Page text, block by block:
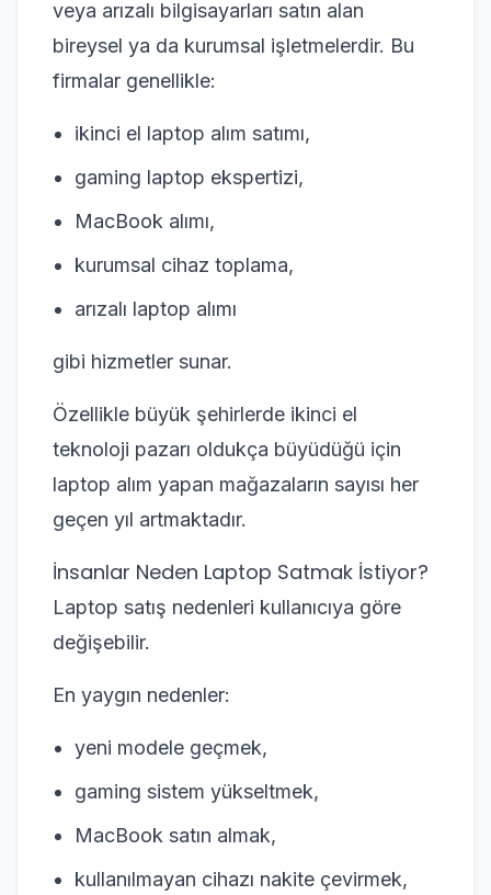
veya arızalı bilgisayarları satın alan
bireysel ya da kurumsal işletmelerdir. Bu
firmalar genellikle:
ikinci el laptop alım satımı,
gaming laptop ekspertizi,
MacBook alımı,
kurumsal cihaz toplama,
arızalı laptop alımı
gibi hizmetler sunar.
Özellikle büyük şehirlerde ikinci el
teknoloji pazarı oldukça büyüdüğü için
laptop alım yapan mağazaların sayısı her
geçen yıl artmaktadır.
İnsanlar Neden Laptop Satmak İstiyor?
Laptop satış nedenleri kullanıcıya göre
değişebilir.
En yaygın nedenler:
yeni modele geçmek,
gaming sistem yükseltmek,
MacBook satın almak,
kullanılmayan cihazı nakite çevirmek,